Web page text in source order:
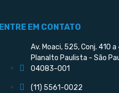
ENTRE EM CONTATO
Av. Moaci, 525, Conj. 410 a
Planalto Paulista - São
04083-001
(11) 5561-0022